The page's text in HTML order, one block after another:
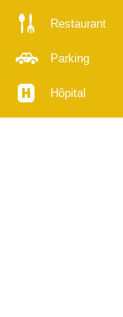
Restaurant
Parking
Hôpital